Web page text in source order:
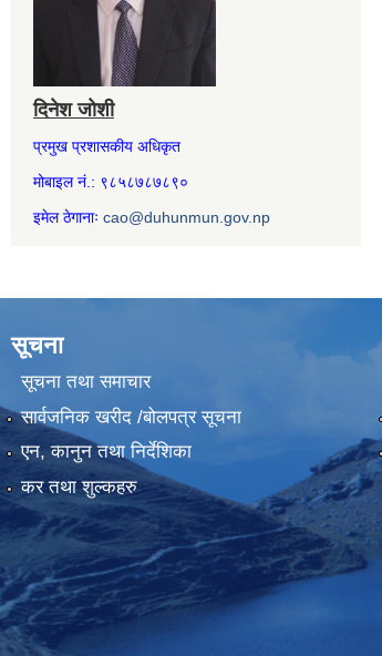
दिनेश जोशी
प्रमुख प्रशासकीय अधिकृत
मोबाइल नं.: ९८५८७८७८९०
इमेल ठेगानाः cao@duhunmun.gov.np
सूचना
सूचना तथा समाचार
सार्वजनिक खरीद /बोलपत्र सूचना
एन, कानुन तथा निर्देशिका
कर तथा शुल्कहरु